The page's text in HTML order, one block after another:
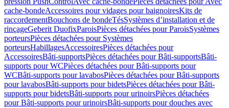
cache-bondeAccessoires pour vidages pour baignoiresKits de
raccordementBouchons de bondeTésSystèmes d’installation et de
rinçageGeberit DuofixParoisPièces détachées pour ParoisSystèmes
porteursPièces détachées pour Systèmes
porteursHabillagesAccessoiresPièces détachées pour
AccessoiresBâti-supportsPièces détachées pour Bâti-supportsBâti-
supports pour WCPièces détachées pour Bâti-supports pour
WCBâti-supports pour lavabosPièces détachées pour Bâti-supports
pour lavabosBâti-supports pour bidetsPièces détachées pour Bâti-
supports pour bidetsBâti-supports pour urinoirsPièces détachées
pour Bâti-supports pour urinoirsBâti-supports pour douches avec